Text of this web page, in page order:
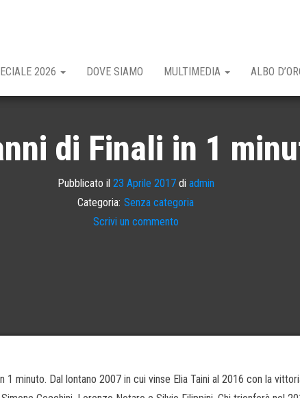
2026 DOVE SIAMO MULTIMEDIA ALBO
di Finali in 1
Pubblicato il 23 Aprile 2017di admin
Categoria: Senza categoria
Scrivi un commento
minuto. Dal lontano 2007 in cui vinse Elia Taini al 2016 con la